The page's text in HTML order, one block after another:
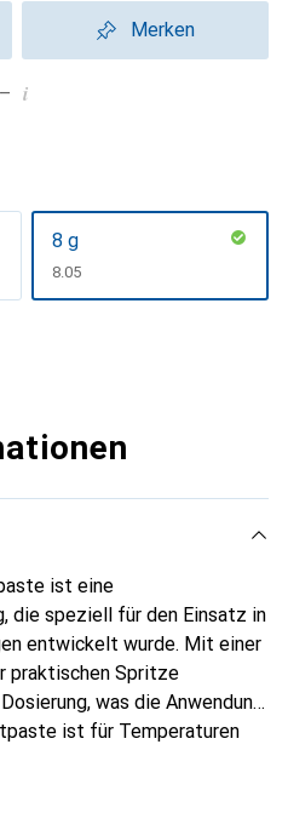
Merken
i
8 g
CHF
8.05
ist eine
die speziell für den Einsatz in
entwickelt wurde. Mit einer
praktischen Spritze
was die Anwendung
ist für Temperaturen
Viskosität von 35000 bis